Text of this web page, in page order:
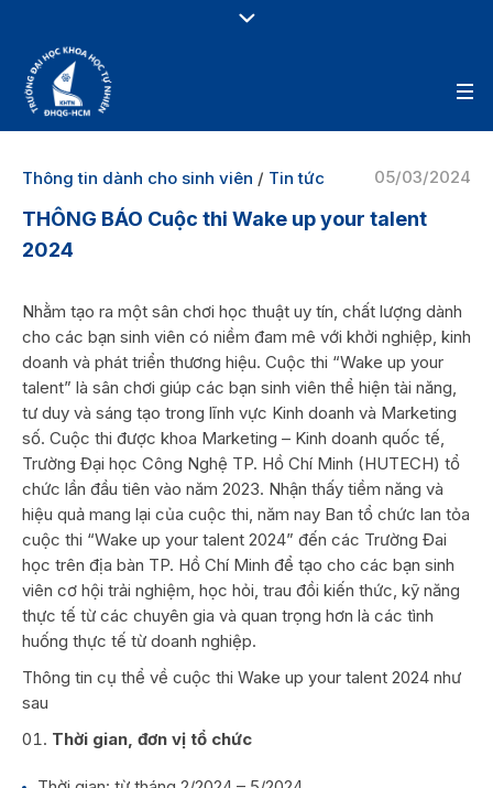
05/03/2024
Thông tin dành cho sinh viên / Tin tức
THÔNG BÁO Cuộc thi Wake up your talent
2024
Nhằm tạo ra một sân chơi học thuật uy tín, chất lượng dành
cho các bạn sinh viên có niềm đam mê với khởi nghiệp, kinh
doanh và phát triển thương hiệu. Cuộc thi “Wake up your
talent” là sân chơi giúp các bạn sinh viên thể hiện tài năng,
tư duy và sáng tạo trong lĩnh vực Kinh doanh và Marketing
số. Cuộc thi được khoa Marketing – Kinh doanh quốc tế,
Trường Đại học Công Nghệ TP. Hồ Chí Minh (HUTECH) tổ
chức lần đầu tiên vào năm 2023. Nhận thấy tiềm năng và
hiệu quả mang lại của cuộc thi, năm nay Ban tổ chức lan tỏa
cuộc thi “Wake up your talent 2024” đến các Trường Đai
học trên địa bàn TP. Hồ Chí Minh để tạo cho các bạn sinh
viên cơ hội trải nghiệm, học hỏi, trau đồi kiến thức, kỹ năng
thực tế từ các chuyên gia và quan trọng hơn là các tình
huống thực tế từ doanh nghiệp.
Thông tin cụ thể về cuộc thi Wake up your talent 2024 như
sau
Thời gian, đơn vị tổ chức